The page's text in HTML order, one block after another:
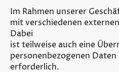
Im Rahmen unserer
mit verschiedenen
Dabei
ist teilweise auch eine
personenbezogenen
erforderlich.